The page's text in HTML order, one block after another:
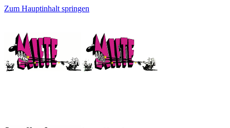
Zum Hauptinhalt springen